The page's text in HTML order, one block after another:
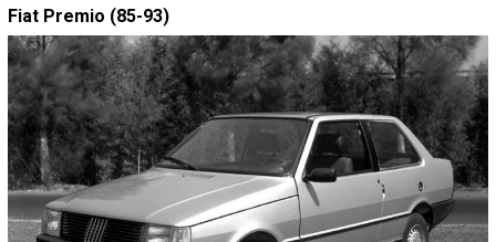
Fiat Premio (85-93)